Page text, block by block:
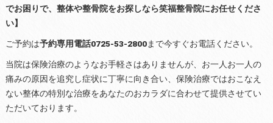
でお困りで、整体や整骨院をお探しなら笑福整骨院にお任せくださ
い】
ご予約は予約専用電話0725-53-2800まで今すぐお電話ください。
当院は保険治療のようなお手軽さはありませんが、お一人お一人の
痛みの原因を追究し症状に丁寧に向き合い、保険治療ではおこなえ
ない整体の特別な治療をあなたのおカラダに合わせて提供させてい
ただいております。